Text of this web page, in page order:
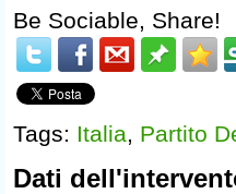
Be Sociable, Share!
Tags: Italia, Partito
Dati